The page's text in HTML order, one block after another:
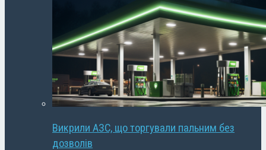
Викрили АЗС, що торгували пальним без
дозволів